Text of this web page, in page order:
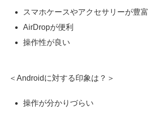
スマホケースやアクセサリーが豊富
AirDropが便利
操作性が良い
＜Androidに対する印象は？＞
操作が分かりづらい